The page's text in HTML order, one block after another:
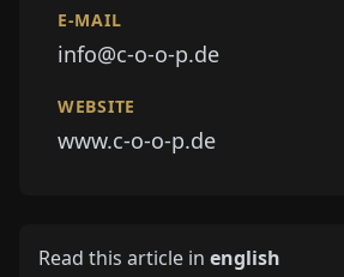
E-MAIL
info@c-o-o-p.de
WEBSITE
www.c-o-o-p.de
Read this article in english